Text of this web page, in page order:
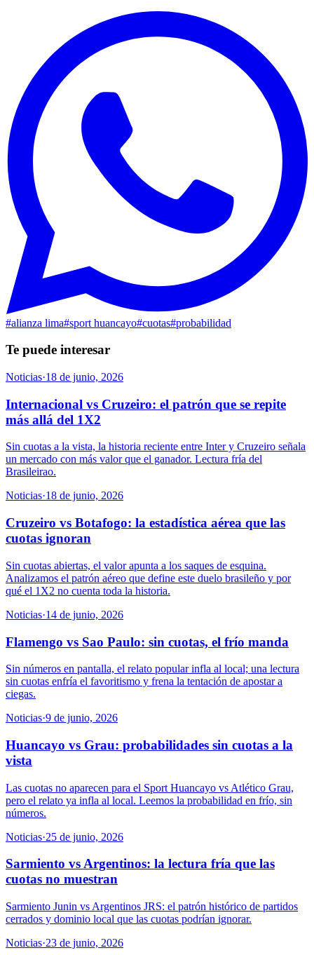
#alianza lima#sport huancayo#cuotas#probabilidad
Te puede interesar
Noticias·18 de junio, 2026
Internacional vs Cruzeiro: el patrón que se repite
más allá del 1X2
Sin cuotas a la vista, la historia reciente entre Inter y Cruzeiro señala
un mercado con más valor que el ganador. Lectura fría del
Brasileirao.
Noticias·18 de junio, 2026
Cruzeiro vs Botafogo: la estadística aérea que las
cuotas ignoran
Sin cuotas abiertas, el valor apunta a los saques de esquina.
Analizamos el patrón aéreo que define este duelo brasileño y por
qué el 1X2 no cuenta toda la historia.
Noticias·14 de junio, 2026
Flamengo vs Sao Paulo: sin cuotas, el frío manda
Sin números en pantalla, el relato popular infla al local; una lectura
sin cuotas enfría el favoritismo y frena la tentación de apostar a
ciegas.
Noticias·9 de junio, 2026
Huancayo vs Grau: probabilidades sin cuotas a la
vista
Las cuotas no aparecen para el Sport Huancayo vs Atlético Grau,
pero el relato ya infla al local. Leemos la probabilidad en frío, sin
números.
Noticias·25 de junio, 2026
Sarmiento vs Argentinos: la lectura fría que las
cuotas no muestran
Sarmiento Junin vs Argentinos JRS: el patrón histórico de partidos
cerrados y dominio local que las cuotas podrían ignorar.
Noticias·23 de junio, 2026